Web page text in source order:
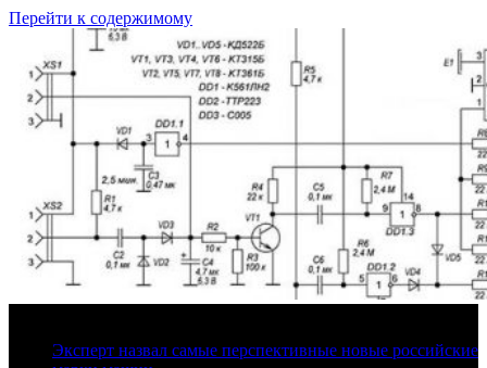
Перейти к содержимому
Эксперт назвал самые перспективные новые российские